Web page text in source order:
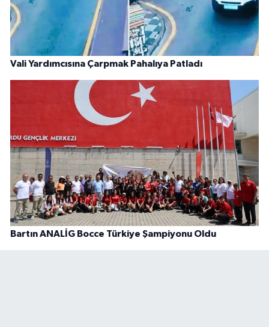
Vali Yardımcısına Çarpmak Pahalıya Patladı
Bartın ANALİG Bocce Türkiye Şampiyonu Oldu